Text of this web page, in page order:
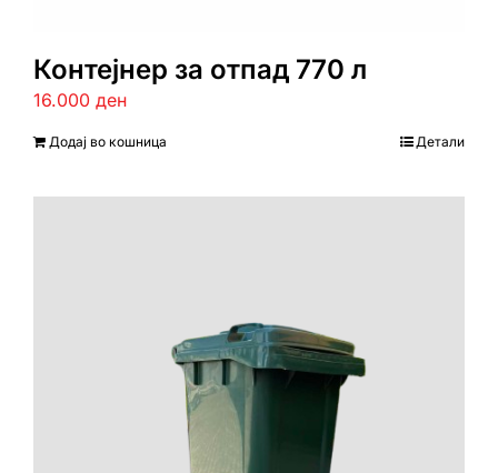
Контејнер за отпад 770 л
16.000 ден
Додај во кошница Детали